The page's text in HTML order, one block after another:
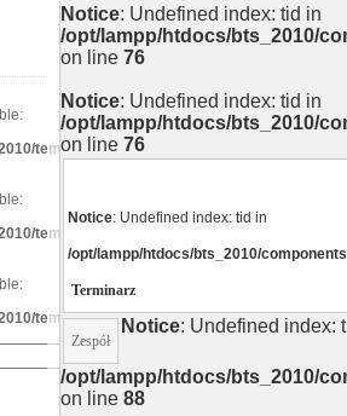
templates/beez/html/mod_search/default.php
templates/beez/html/mod_search/default.php
templates/beez/html/mod_search/default.php
Notice: Undefined index: tid in
/opt/lampp/htdocs/bts_2010/
on line 76
Notice: Undefined index: tid in
/opt/lampp/htdocs/bts_2010/
on line 76
Notice: Undefined index: tid in
/opt/lampp/htdocs/bts_2010/
Terminarz
Zespół
Notice: Undefined index:
/opt/lampp/htdocs/bts_2010/
on line 88